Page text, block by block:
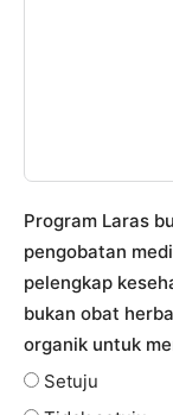
Program Laras
pengobatan
pelengkap
bukan obat
organik untuk
Setuju